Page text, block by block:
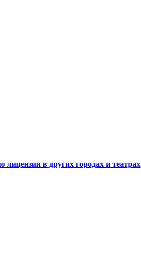
в других городах и театрах